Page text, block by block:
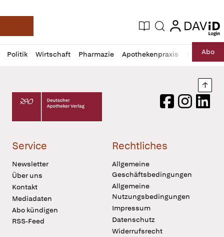
Deutsche Apotheker Zeitung
Aktuelle Ausgabe
Suche login
login
Politik Wirtschaft Pharmazie Apothekenpraxis RechtAbo
Profil
öffnen
Daz
Pur
Deutscher Apotheker Verlag Logo
FacebookInstagram
Service
Newsletter
Über uns
Kontakt
Mediadaten
Abo kündigen
RSS-Feed
Rechtliches
Allgemeine
Geschäftsbedingungen
Allgemeine
Nutzungsbedingungen
Impressum
Datenschutz
Widerrufsrecht